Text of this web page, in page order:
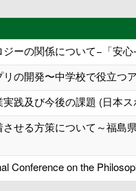
ーの関係について−「安
の開発〜中学校で役立つ
践及び今後の課題 (日本
せる方策について～福
Conference on the